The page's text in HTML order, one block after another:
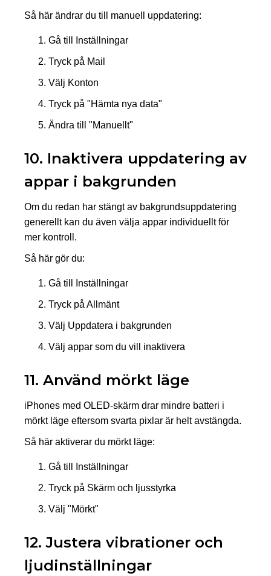
Så här ändrar du till manuell uppdatering:
Gå till Inställningar
Tryck på Mail
Välj Konton
Tryck på "Hämta nya data"
Ändra till "Manuellt"
10. Inaktivera uppdatering av
appar i bakgrunden
Om du redan har stängt av bakgrundsuppdatering
generellt kan du även välja appar individuellt för
mer kontroll.
Så här gör du:
Gå till Inställningar
Tryck på Allmänt
Välj Uppdatera i bakgrunden
Välj appar som du vill inaktivera
11. Använd mörkt läge
iPhones med OLED-skärm drar mindre batteri i
mörkt läge eftersom svarta pixlar är helt avstängda.
Så här aktiverar du mörkt läge:
Gå till Inställningar
Tryck på Skärm och ljusstyrka
Välj "Mörkt"
12. Justera vibrationer och
ljudinställningar